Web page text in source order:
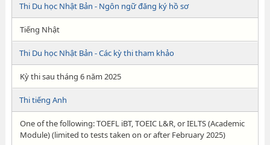
Thi Du học Nhật Bản - Ngôn ngữ đăng ký hồ sơ
Tiếng Nhật
Thi Du học Nhật Bản - Các kỳ thi tham khảo
Kỳ thi sau tháng 6 năm 2025
Thi tiếng Anh
One of the following: TOEFL iBT, TOEIC L&R, or IELTS (Academic
Module) (limited to tests taken on or after February 2025)